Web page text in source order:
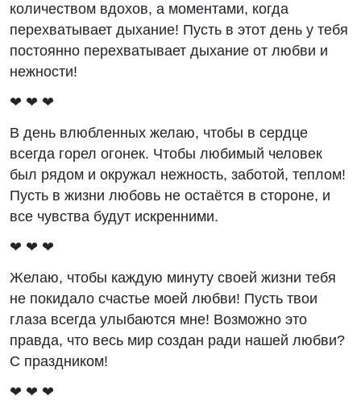
количеством вдохов, а моментами, когда
перехватывает дыхание! Пусть в этот день у тебя
постоянно перехватывает дыхание от любви и
нежности!
❤ ❤ ❤
В день влюбленных желаю, чтобы в сердце
всегда горел огонек. Чтобы любимый человек
был рядом и окружал нежность, заботой, теплом!
Пусть в жизни любовь не остаётся в стороне, и
все чувства будут искренними.
❤ ❤ ❤
Желаю, чтобы каждую минуту своей жизни тебя
не покидало счастье моей любви! Пусть твои
глаза всегда улыбаются мне! Возможно это
правда, что весь мир создан ради нашей любви?
С праздником!
❤ ❤ ❤